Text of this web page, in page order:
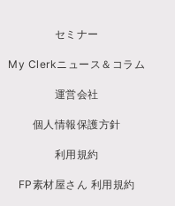
セミナー
My Clerkニュース＆コラム
運営会社
個人情報保護方針
利用規約
FP素材屋さん 利用規約